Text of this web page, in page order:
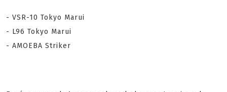
- VSR-10 Tokyo Marui
- L96 Tokyo Marui
- AMOEBA Striker